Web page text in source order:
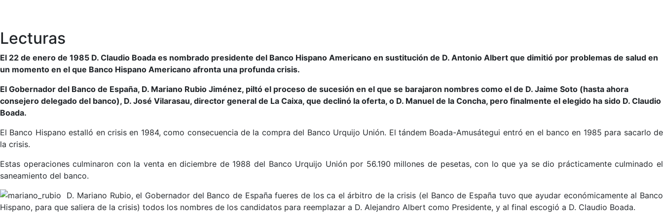
Lecturas
El 22 de enero de 1985 D. Claudio Boada es nombrado presidente del Banco Hispano Americano en sustitución de D. Antonio Albert que dimitió por problemas de salud en
un momento en el que Banco Hispano Americano afronta una profunda crisis.
El Gobernador del Banco de España, D. Mariano Rubio Jiménez, piltó el proceso de sucesión en el que se barajaron nombres como el de D. Jaime Soto (hasta ahora
consejero delegado del banco), D. José Vilarasau, director general de La Caixa, que declinó la oferta, o D. Manuel de la Concha, pero finalmente el elegido ha sido D. Claudio
Boada.
El Banco Hispano estalló en crisis en 1984, como consecuencia de la compra del Banco Urquijo Unión. El tándem Boada-Amusátegui entró en el banco en 1985 para sacarlo de
la crisis.
Estas operaciones culminaron con la venta en diciembre de 1988 del Banco Urquijo Unión por 56.190 millones de pesetas, con lo que ya se dio prácticamente culminado el
saneamiento del banco.
D. Mariano Rubio, el Gobernador del Banco de España fueres de los ca el árbitro de la crisis (el Banco de España tuvo que ayudar económicamente al Banco
Hispano, para que saliera de la crisis) todos los nombres de los candidatos para reemplazar a D. Alejandro Albert como Presidente, y al final escogió a D. Claudio Boada.